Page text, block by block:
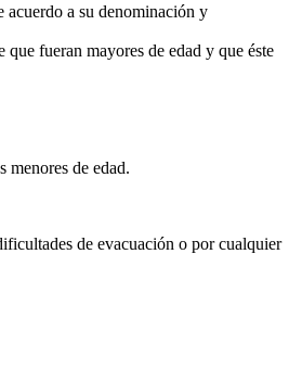
acuerdo a su denominación y
fueran mayores de edad y que éste
menores de edad.
de evacuación o por cualquier